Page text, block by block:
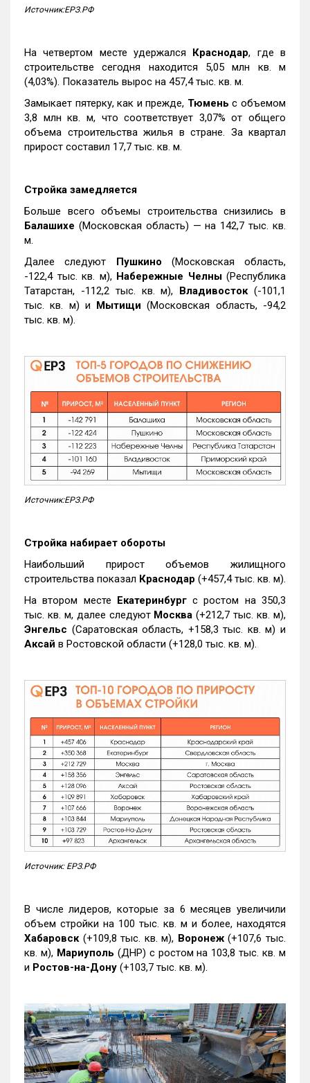
Источник:ЕРЗ.РФ
На четвертом месте удержался Краснодар, где в
строительстве сегодня находится 5,05 млн кв. м
(4,03%). Показатель вырос на 457,4 тыс. кв. м.
Замыкает пятерку, как и прежде, Тюмень с объемом
3,8 млн кв. м, что соответствует 3,07% от общего
объема строительства жилья в стране. За квартал
прирост составил 17,7 тыс. кв. м.
Стройка замедляется
Больше всего объемы строительства снизились в
Балашихе (Московская область) — на 142,7 тыс. кв.
м.
Далее следуют Пушкино (Московская область,
-122,4 тыс. кв. м), Набережные Челны(Республика
Татарстан, -112,2 тыс. кв. м), Владивосток(-101,1
тыс. кв. м) и Мытищи (Московская область, -94,2
тыс. кв. м).
Источник:ЕРЗ.РФ
Стройка набирает обороты
Наибольший прирост объемов жилищного
строительства показал Краснодар (+457,4 тыс. кв. м).
На втором месте Екатеринбургс ростом на 350,3
тыс. кв. м, далее следуют Москва (+212,7 тыс. кв. м),
Энгельс (Саратовская область, +158,3 тыс. кв. м) и
Аксай в Ростовской области (+128,0 тыс. кв. м).
Источник: ЕРЗ.РФ
В числе лидеров, которые за 6 месяцев увеличили
объем стройки на 100 тыс. кв. м и более, находятся
Хабаровск (+109,8 тыс. кв. м), Воронеж(+107,6 тыс.
кв. м), Мариуполь (ДНР) с ростом на 103,8 тыс. кв. м
и Ростов-на-Дону (+103,7 тыс. кв. м).